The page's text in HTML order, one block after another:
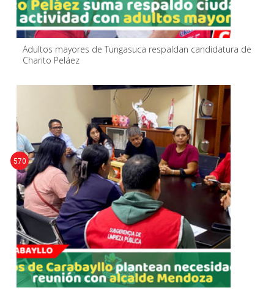
Adultos mayores de Tungasuca respaldan candidatura de
Charito Peláez
570